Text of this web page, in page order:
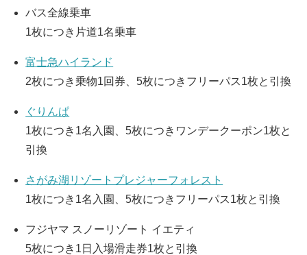
バス全線乗車
1枚につき片道1名乗車
富士急ハイランド
2枚につき乗物1回券、5枚につきフリーパス1枚と引換
ぐりんぱ
1枚につき1名入園、5枚につきワンデークーポン1枚と
引換
さがみ湖リゾートプレジャーフォレスト
1枚につき1名入園、5枚につきフリーパス1枚と引換
フジヤマ スノーリゾート イエティ
5枚につき1日入場滑走券1枚と引換